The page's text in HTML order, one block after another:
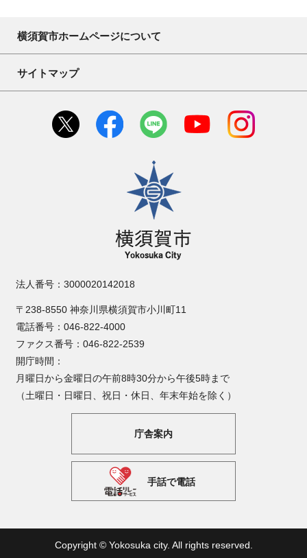
横須賀市ホームページについて
サイトマップ
横須賀市
法人番号：3000020142018
〒238-8550 神奈川県横須賀市小川町11
電話番号：046-822-4000
ファクス番号：046-822-2539
開庁時間：
月曜日から金曜日の午前8時30分から午後5時まで
（土曜日・日曜日、祝日・休日、年末年始を除く）
庁舎案内
手話で電話
Copyright © Yokosuka city. All rights reserved.